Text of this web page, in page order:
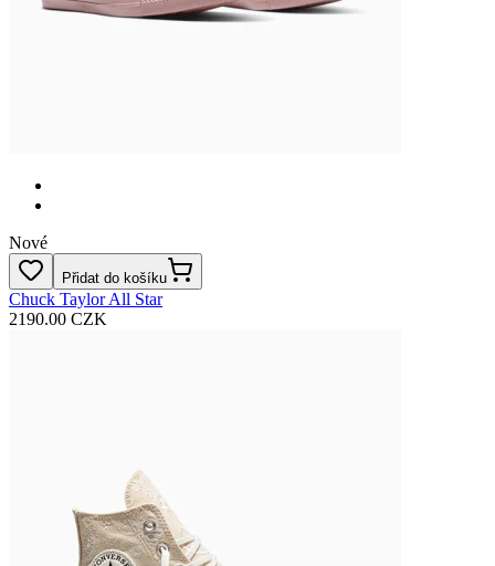
Nové
Přidat do košíku
Chuck Taylor All Star
2190.00 CZK